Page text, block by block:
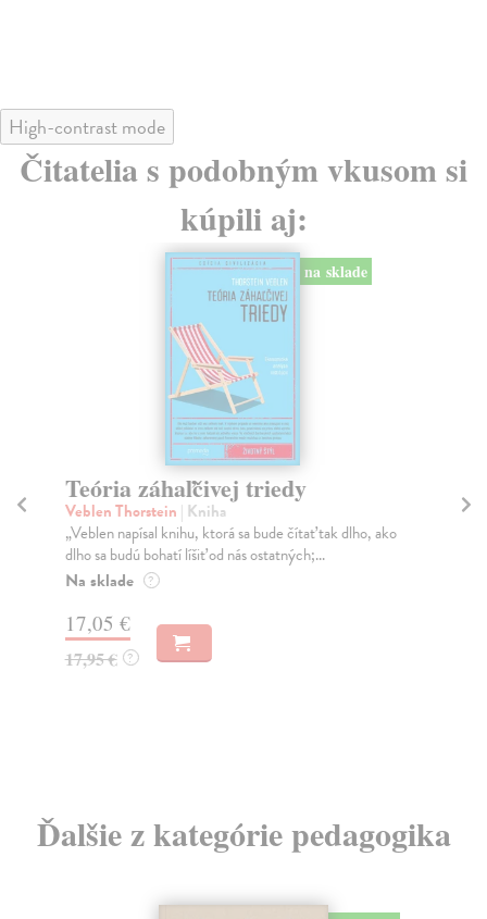
High-contrast mode
Čitatelia s podobným vkusom si
kúpili aj:
na sklade
Teória záhaľčivej triedy
Veblen Thorstein | Kniha
„Veblen napísal knihu, ktorá sa bude čítať tak dlho, ako
dlho sa budú bohatí líšiť od nás ostatných;...
Na sklade ?
17,05 €
17,95 € ?
Ďalšie z kategórie pedagogika